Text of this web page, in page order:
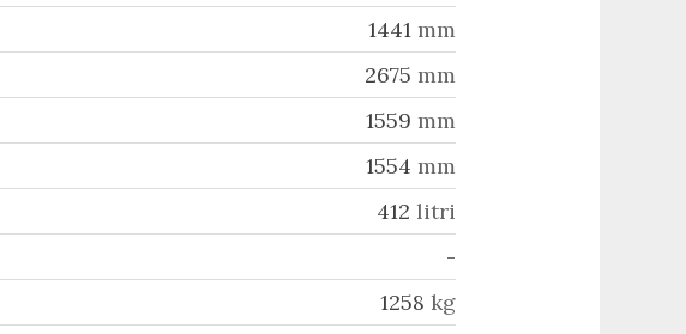
1441 mm
2675 mm
1559 mm
1554 mm
412 litri
-
1258 kg